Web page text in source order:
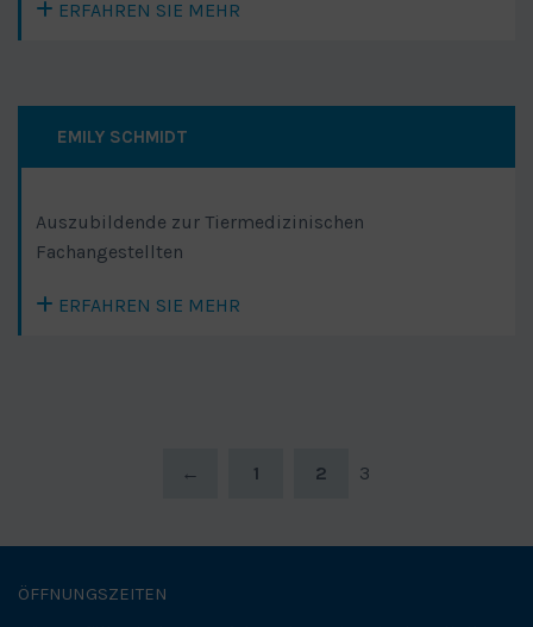
ERFAHREN SIE MEHR
EMILY SCHMIDT
Auszubildende zur Tiermedizinischen
Fachangestellten
ERFAHREN SIE MEHR
← 1 2 3
ÖFFNUNGSZEITEN